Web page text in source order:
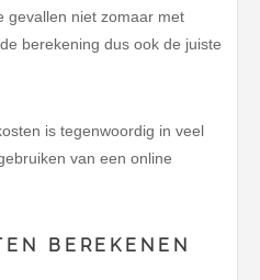
gevallen niet zomaar met
berekening dus ook de juiste
is tegenwoordig in veel
van een online
BEREKENEN